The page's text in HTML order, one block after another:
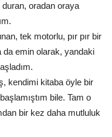
oradan oraya
tek motorlu, pır pır bir
da emin olarak, yandaki
kendimi kitaba öyle bir
bile. Tam o
bir kez daha mutluluk